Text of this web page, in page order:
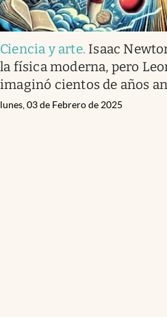
Ciencia y arte. Isaac
la física moderna, pero
imaginó cientos de años
lunes, 03 de Febrero de 2025